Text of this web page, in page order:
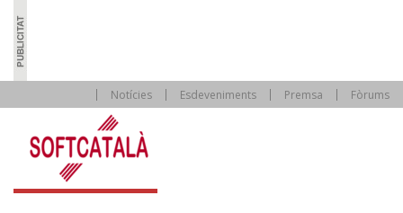
Notícies Esdeveniments Premsa Fòrums